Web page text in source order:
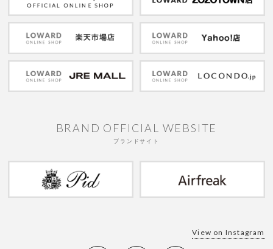
BRAND OFFICIAL WEBSITE
ブランドサイト
View on Instagram